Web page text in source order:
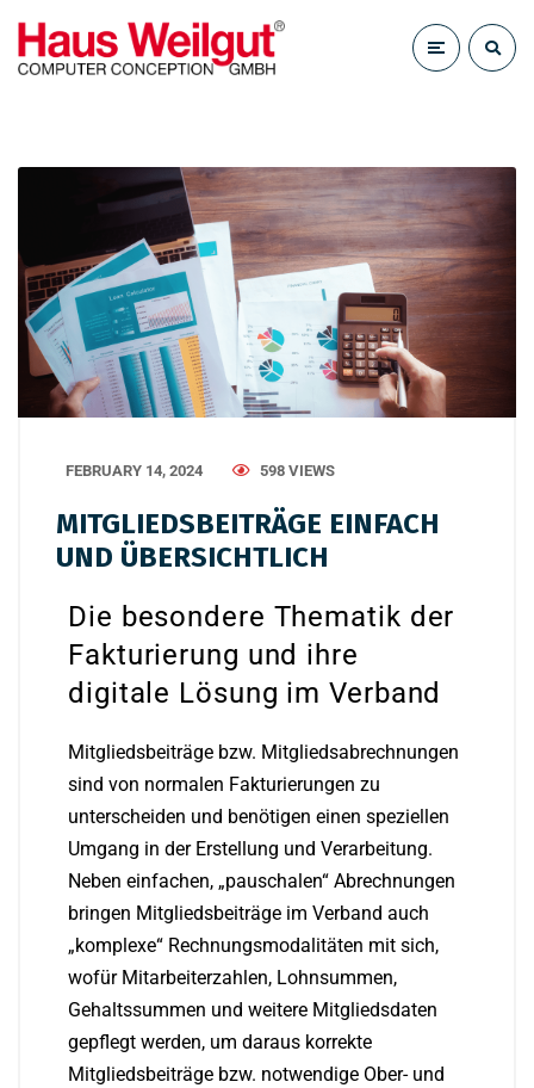
FEBRUARY 14, 2024 598 VIEWS
MITGLIEDSBEITRÄGE EINFACH
UND ÜBERSICHTLICH
Die besondere Thematik der
Fakturierung und ihre
digitale Lösung im Verband
Mitgliedsbeiträge bzw. Mitgliedsabrechnungen
sind von normalen Fakturierungen zu
unterscheiden und benötigen einen speziellen
Umgang in der Erstellung und Verarbeitung.
Neben einfachen, „pauschalen“ Abrechnungen
bringen Mitgliedsbeiträge im Verband auch
„komplexe“ Rechnungsmodalitäten mit sich,
wofür Mitarbeiterzahlen, Lohnsummen,
Gehaltssummen und weitere Mitgliedsdaten
gepflegt werden, um daraus korrekte
Mitgliedsbeiträge bzw. notwendige Ober- und